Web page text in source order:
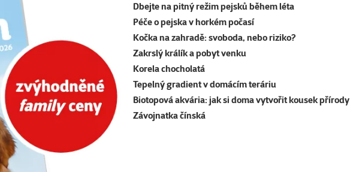
Dbejte na pitný režim pejsků během léta
Péče o pejska v horkém počasí
Kočka na zahradě: svoboda, nebo riziko?
Zakrslý králík a pobyt venku
Korela chocholatá
Tepelný gradient v domácím teráriu
Biotopová akvária: jak si doma vytvořit kousek přírody
Závojnatka čínská